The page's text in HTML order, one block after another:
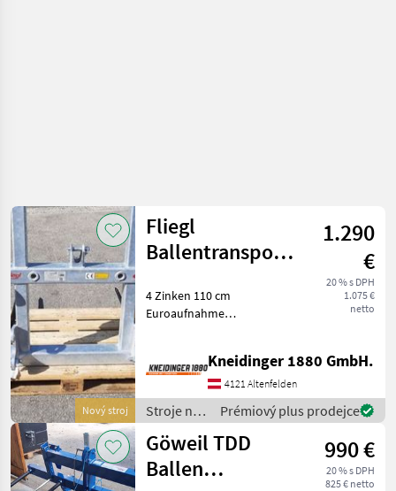
Nový stroj
Fliegl
Ballentransportdorn
1.290
€
20 % s DPH
1.075 €
netto
4 Zinken 110 cm
Euroaufnahme
Quaderballen Stroje na
zber objemových krmív
transportéry balíkov
Kneidinger 1880 GmbH.
4121 Altenfelden
Stroje na
zber
objemových
krmív /
Fliegl
Prémiový plus prodejce
Göweil TDD
Ballen
990 €
20 % s DPH
825 € netto